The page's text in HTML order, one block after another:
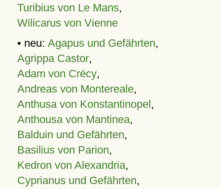
Turibius von Le Mans,
Wilicarus von Vienne
• neu: Agapus und Gefährten,
Agrippa Castor,
Adam von Crécy,
Andreas von Montereale,
Anthusa von Konstantinopel,
Anthousa von Mantinea,
Balduin und Gefährten,
Basilius von Parion,
Kedron von Alexandria,
Cyprianus und Gefährten,